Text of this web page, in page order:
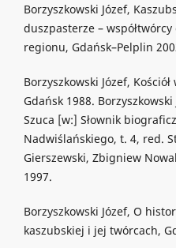
Borzyszkowski Józef,
duszpasterze –
regionu, Gdańsk–Pelplin
Borzyszkowski Józef,
Gdańsk 1988. Borzyszkowski
Szuca [w:] Słownik
Nadwiślańskiego, t. 4, red.
Gierszewski, Zbigniew
1997.
Borzyszkowski Józef, O
kaszubskiej i jej twórcach,